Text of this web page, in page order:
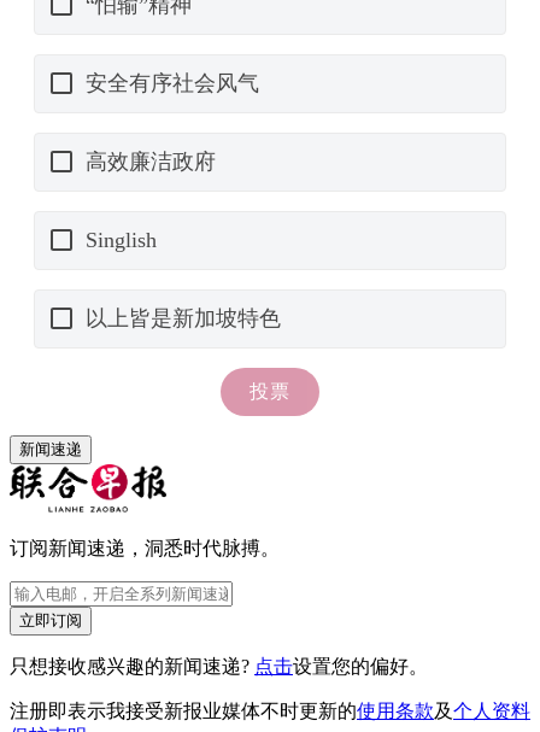
新闻速递
订阅新闻速递，洞悉时代脉搏。
立即订阅
只想接收感兴趣的新闻速递? 点击设置您的偏好。
注册即表示我接受新报业媒体不时更新的使用条款及个人资料